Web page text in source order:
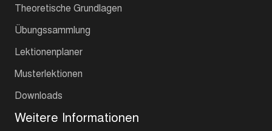
Theoretische Grundlagen
Übungssammlung
Lektionenplaner
Musterlektionen
Downloads
Weitere Informationen